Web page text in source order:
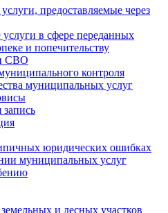
предоставляемые через
услуги в сфере переданных
и попечительству
СВО
контроля
муниципальных услуг
запись
юридических ошибках
муниципальных услуг
и лесных участков